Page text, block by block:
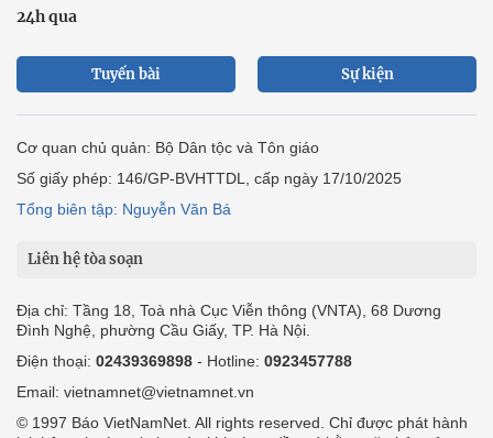
24h qua
Tuyến bài Sự kiện
Cơ quan chủ quản: Bộ Dân tộc và Tôn giáo
Số giấy phép: 146/GP-BVHTTDL, cấp ngày 17/10/2025
Tổng biên tập: Nguyễn Văn Bá
Liên hệ tòa soạn
Địa chỉ: Tầng 18, Toà nhà Cục Viễn thông (VNTA), 68 Dương
Đình Nghệ, phường Cầu Giấy, TP. Hà Nội.
Điện thoại: 02439369898 - Hotline: 0923457788
Email: vietnamnet@vietnamnet.vn
© 1997 Báo VietNamNet. All rights reserved. Chỉ được phát hành